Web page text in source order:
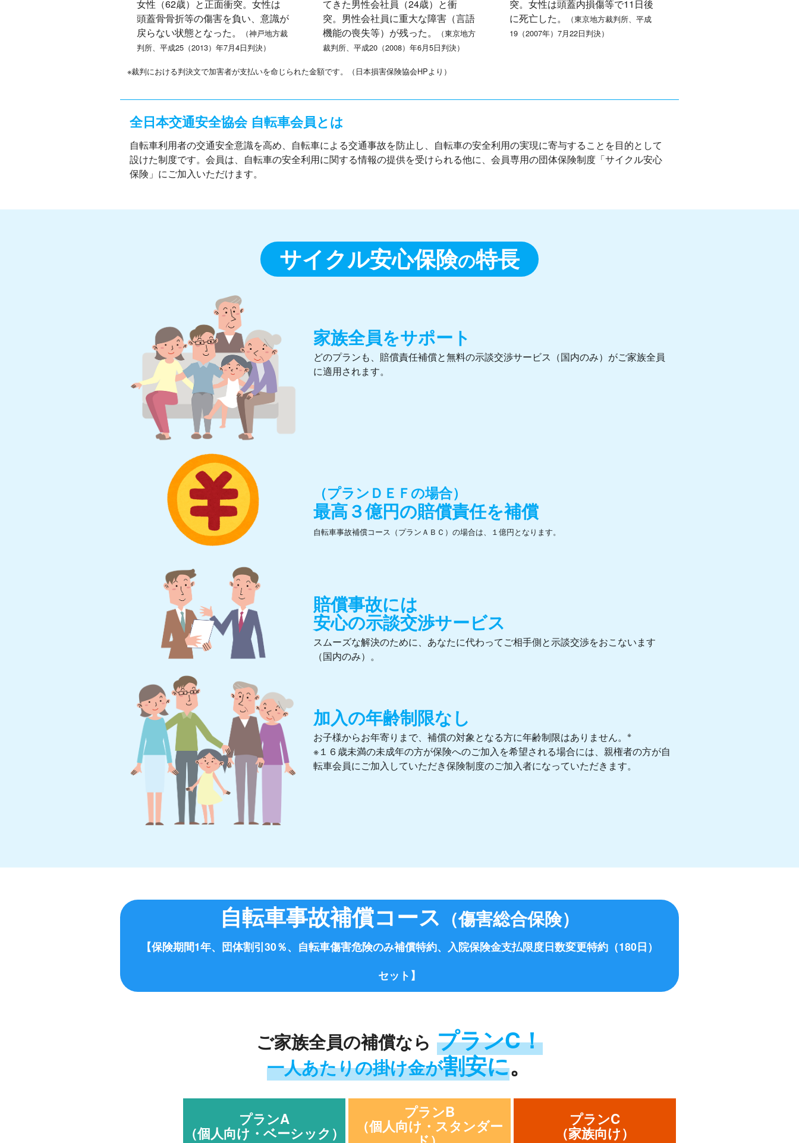
女性（62歳）と正面衝突。女性は
頭蓋骨骨折等の傷害を負い、意識が
戻らない状態となった。
（神戸地方裁
判所、平成25（2013）年7月4日判決）
てきた男性会社員（24歳）と衝
突。男性会社員に重大な障害（言語
機能の喪失等）が残った。
（東京地方
裁判所、平成20（2008）年6月5日判決）
突。女性は頭蓋内損傷等で11日後
に死亡した。
（東京地方裁判所、平成
19（2007年）7月22日判決）
※裁判における判決文で加害者が支払いを命じられた金額です。（日本損害保険協会HPより）
全日本交通安全協会 自転車会員とは
自転車利用者の交通安全意識を高め、自転車による交通事故を防止し、自転車の安全利用の実現に寄与することを目的として
設けた制度です。会員は、自転車の安全利用に関する情報の提供を受けられる他に、会員専用の団体保険制度「サイクル安心
保険」にご加入いただけます。
サイクル安心保険の特長
家族全員をサポート
どのプランも、賠償責任補償と無料の示談交渉サービス（国内のみ）がご家族全員
に適用されます。
（プランＤＥＦの場合）
最高３億円の賠償責任を補償
自転車事故補償コース（プランＡＢＣ）の場合は、１億円となります。
賠償事故には
安心の示談交渉サービス
スムーズな解決のために、あなたに代わってご相手側と示談交渉をおこないます
（国内のみ）。
加入の年齢制限なし
お子様からお年寄りまで、補償の対象となる方に年齢制限はありません。※
※１６歳未満の未成年の方が保険へのご加入を希望される場合には、親権者の方が自
転車会員にご加入していただき保険制度のご加入者になっていただきます。
自転車事故補償コース （傷害総合保険）
【保険期間1年、団体割引30％、自転車傷害危険のみ補償特約、入院保険金支払限度日数変更特約（180日）
セット】
ご家族全員の補償なら プランC！
一人あたりの掛け金が割安に。
プランA
（個人向け・ベーシック）
プランB
（個人向け・スタンダー プランC
（家族向け）